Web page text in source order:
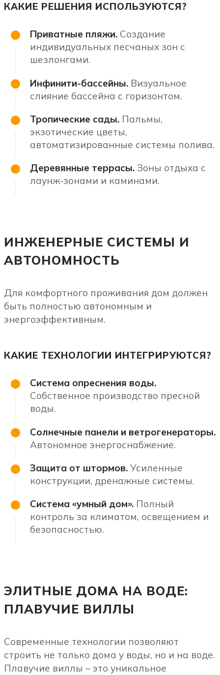
КАКИЕ РЕШЕНИЯ ИСПОЛЬЗУЮТСЯ?
Приватные пляжи.Создание
индивидуальных песчаных зон с
шезлонгами.
Инфинити-бассейны.Визуальное
слияние бассейна с горизонтом.
Тропические сады.Пальмы,
экзотические цветы,
автоматизированные системы полива.
Деревянные террасы.Зоны отдыха с
лаунж-зонами и каминами.
ИНЖЕНЕРНЫЕ СИСТЕМЫ И
АВТОНОМНОСТЬ
Для комфортного проживания дом должен
быть полностью автономным и
энергоэффективным.
КАКИЕ ТЕХНОЛОГИИ ИНТЕГРИРУЮТСЯ?
Система опреснения воды.
Собственное производство пресной
воды.
Солнечные панели и ветрогенераторы.
Автономное энергоснабжение.
Защита от штормов.Усиленные
конструкции, дренажные системы.
Система «умный дом».Полный
контроль за климатом, освещением и
безопасностью.
ЭЛИТНЫЕ ДОМА НА ВОДЕ:
ПЛАВУЧИЕ ВИЛЛЫ
Современные технологии позволяют
строить не только дома у воды, но и на воде.
Плавучие виллы – это уникальное